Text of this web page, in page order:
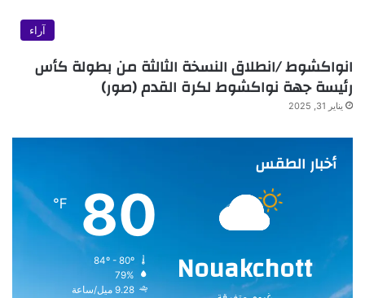
آراء
انواكشوط /انطلاق النسخة الثالثة من بطولة كأس
رئيسة جهة نواكشوط لكرة القدم (صور)
يناير 31, 2025
أخبار الطقس
Nouakchott
80
℉
79%
9.28 ميل/ساعة